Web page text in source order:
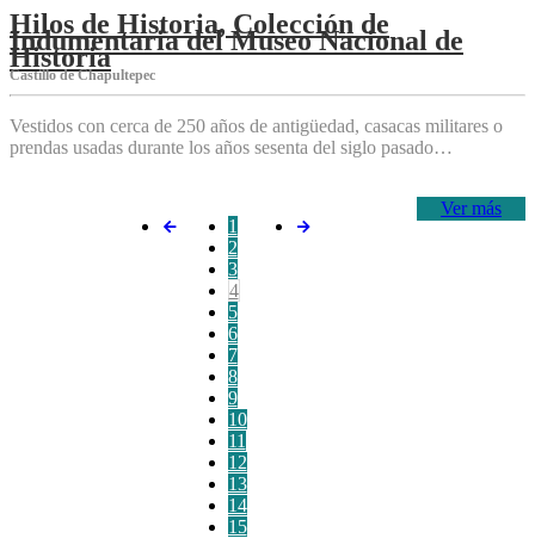
Hilos de Historia, Colección de
Indumentaria del Museo Nacional de
Historia
Castillo de Chapultepec
Vestidos con cerca de 250 años de antigüedad, casacas militares o
prendas usadas durante los años sesenta del siglo pasado…
Ver más
1
2
3
4
5
6
7
8
9
10
11
12
13
14
15